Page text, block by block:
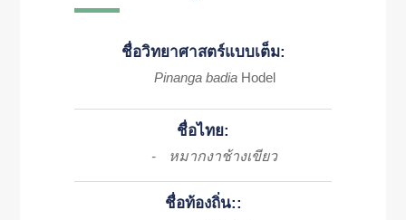
ชื่อวิทยาศาสตร์แบบเต็ม:
Pinanga badia Hodel
ชื่อไทย:
- หมากงาช้างเขียว
ชื่อท้องถิ่น::